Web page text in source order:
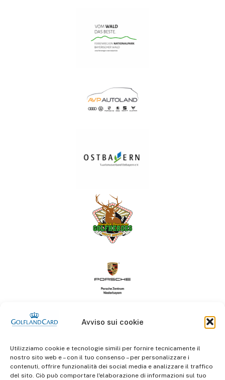
Avviso sui cookie
Utilizziamo cookie e tecnologie simili per fornire tecnicamente il
nostro sito web e – con il tuo consenso – per personalizzare i
contenuti, offrire funzionalità dei social media e analizzare il traffico
del sito. Ciò può comportare l'elaborazione di informazioni sul tuo